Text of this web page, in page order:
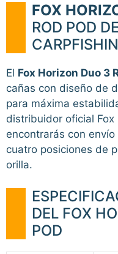
FOX
ROD POD
El Fox Horizon Duo 3
cañas con diseño de
para máxima
distribuidor oficial
encontrarás con
cuatro posiciones de
orilla.
DEL FOX
POD